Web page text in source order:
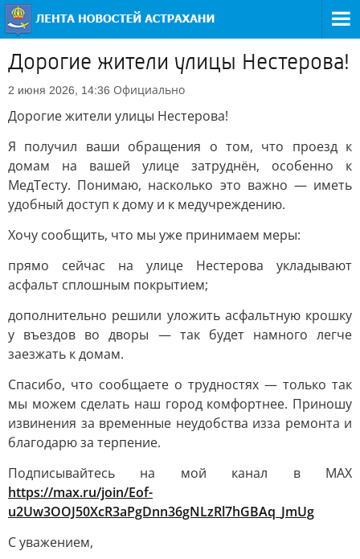
Дорогие жители улицы Нестерова!
2 июня 2026, 14:36 Официально
Дорогие жители улицы Нестерова!
Я получил ваши обращения о том, что проезд к
домам на вашей улице затруднён, особенно к
МедТесту. Понимаю, насколько это важно — иметь
удобный доступ к дому и к медучреждению.
Хочу сообщить, что мы уже принимаем меры:
прямо сейчас на улице Нестерова укладывают
асфальт сплошным покрытием;
дополнительно решили уложить асфальтную крошку
у въездов во дворы — так будет намного легче
заезжать к домам.
Спасибо, что сообщаете о трудностях — только так
мы можем сделать наш город комфортнее. Приношу
извинения за временные неудобства изза ремонта и
благодарю за терпение.
Подписывайтесь на мой канал в МАХ
https://max.ru/join/Eof-
u2Uw3OOJ50XcR3aPgDnn36gNLzRl7hGBAq_JmUg
С уважением,